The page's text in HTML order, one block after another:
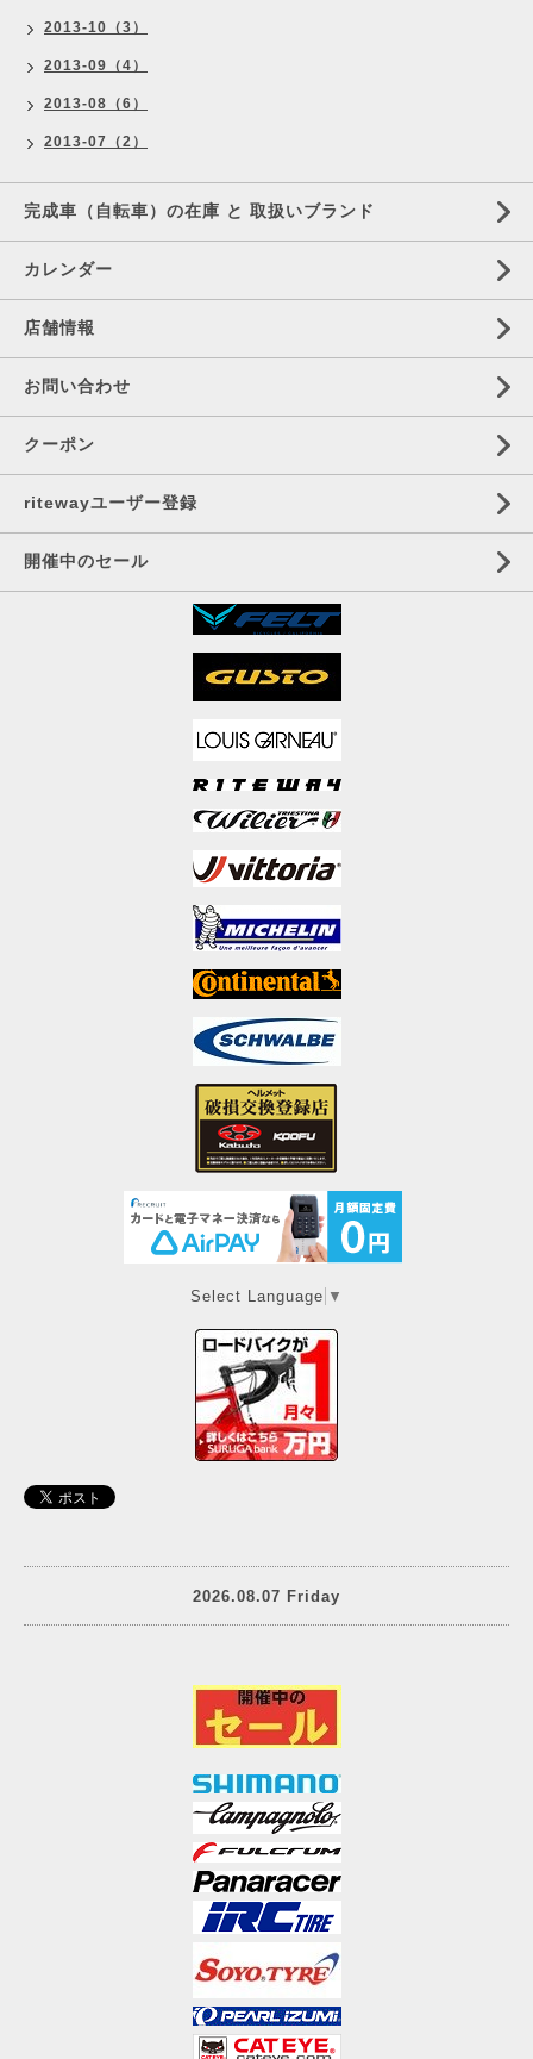
2013-10（3）
2013-09（4）
2013-08（6）
2013-07（2）
完成車（自転車）の在庫 と 取扱いブランド
カレンダー
店舗情報
お問い合わせ
クーポン
ritewayユーザー登録
開催中のセール
Select Language ▼
2026.08.07 Friday